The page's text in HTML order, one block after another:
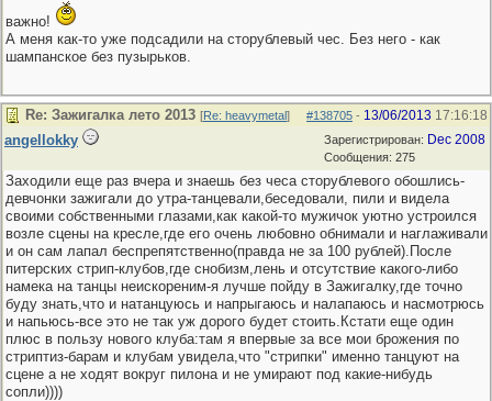
важно!
А меня как-то уже подсадили на сторублевый чес. Без него - как
шампанское без пузырьков.
#138705 - 13/06/2013 17:16:18
Re: Зажигалка лето 2013 [Re: heavymetal]
Зарегистрирован: Dec 2008
Сообщения: 275
angellokky
Заходили еще раз вчера и знаешь без чеса сторублевого обошлись-
девчонки зажигали до утра-танцевали,беседовали, пили и видела
своими собственными глазами,как какой-то мужичок уютно устроился
возле сцены на кресле,где его очень любовно обнимали и наглаживали
и он сам лапал беспрепятственно(правда не за 100 рублей).После
питерских стрип-клубов,где снобизм,лень и отсутствие какого-либо
намека на танцы неискореним-я лучше пойду в Зажигалку,где точно
буду знать,что и натанцуюсь и напрыгаюсь и налапаюсь и насмотрюсь
и напьюсь-все это не так уж дорого будет стоить.Кстати еще один
плюс в пользу нового клуба:там я впервые за все мои брожения по
стриптиз-барам и клубам увидела,что "стрипки" именно танцуют на
сцене а не ходят вокруг пилона и не умирают под какие-нибудь
сопли))))